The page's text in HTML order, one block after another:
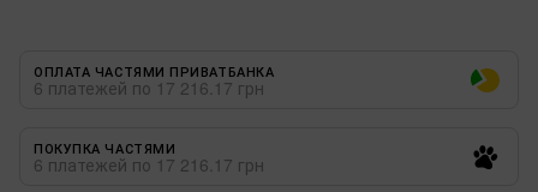
ОПЛАТА ЧАСТЯМИ ПРИВАТБАНКА
6 платежей по 17 216.17 грн
ПОКУПКА ЧАСТЯМИ
6 платежей по 17 216.17 грн